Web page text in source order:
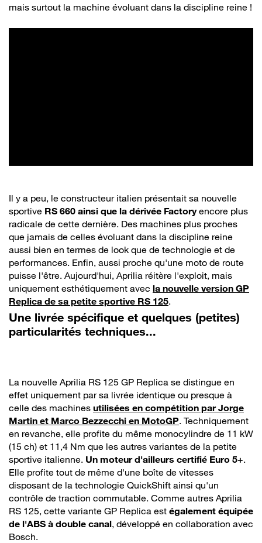
mais surtout la machine évoluant dans la discipline reine !
Il y a peu, le constructeur italien présentait sa nouvelle
sportive RS 660 ainsi que la dérivée Factoryencore plus
radicale de cette dernière. Des machines plus proches
que jamais de celles évoluant dans la discipline reine
aussi bien en termes de look que de technologie et de
performances. Enfin, aussi proche qu'une moto de route
puisse l'être. Aujourd'hui, Aprilia réitère l'exploit, mais
uniquement esthétiquement avec la nouvelle version GP
Replica de sa petite sportive RS 125.
Une livrée spécifique et quelques (petites)
particularités techniques...
La nouvelle Aprilia RS 125 GP Replica se distingue en
effet uniquement par sa livrée identique ou presque à
celle des machines utilisées en compétition par Jorge
Martin et Marco Bezzecchi en MotoGP. Techniquement
en revanche, elle profite du même monocylindre de 11 kW
(15 ch) et 11,4 Nm que les autres variantes de la petite
sportive italienne. Un moteur d'ailleurs certifié Euro 5+.
Elle profite tout de même d'une boîte de vitesses
disposant de la technologie QuickShift ainsi qu'un
contrôle de traction commutable. Comme autres Aprilia
RS 125, cette variante GP Replica est également équipée
de l'ABS à double canal, développé en collaboration avec
Bosch.